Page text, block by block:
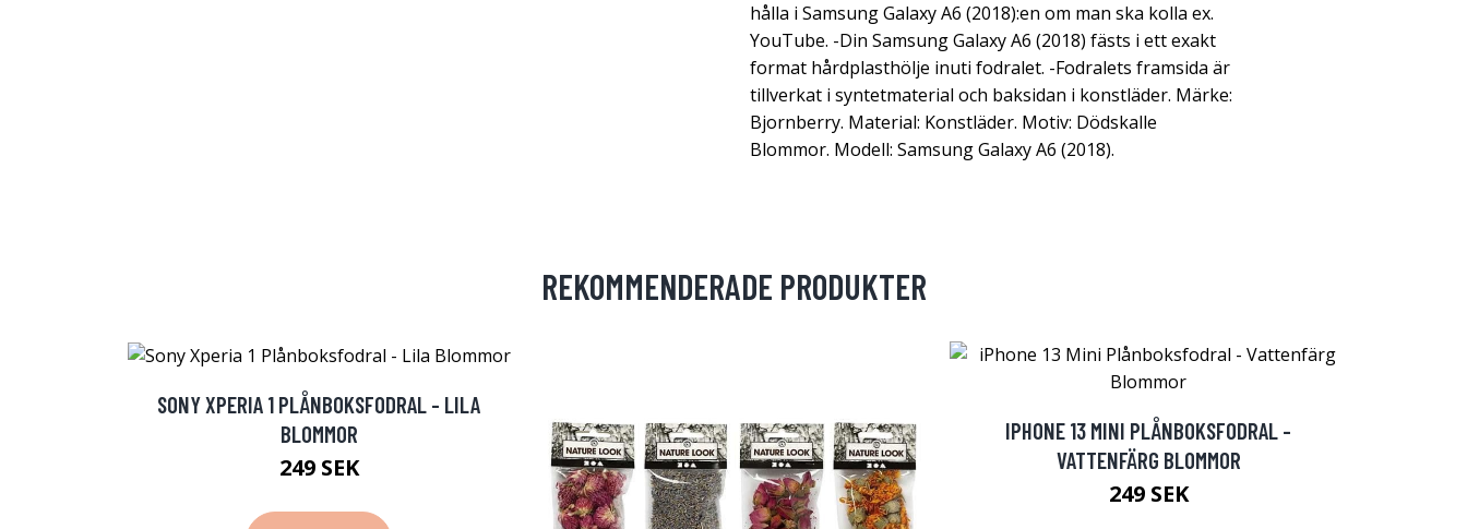
hålla i Samsung Galaxy A6 (2018):en om man ska kolla ex.
YouTube. -Din Samsung Galaxy A6 (2018) fästs i ett exakt
format hårdplasthölje inuti fodralet. -Fodralets framsida är
tillverkat i syntetmaterial och baksidan i konstläder. Märke:
Bjornberry. Material: Konstläder. Motiv: Dödskalle
Blommor. Modell: Samsung Galaxy A6 (2018).
REKOMMENDERADE PRODUKTER
SONY XPERIA 1 PLÅNBOKSFODRAL - LILA
BLOMMOR
249 SEK
IPHONE 13 MINI PLÅNBOKSFODRAL -
VATTENFÄRG BLOMMOR
249 SEK